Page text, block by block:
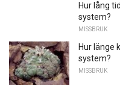
Hur lång
system?
MISSBRUK
Hur länge
system?
MISSBRUK